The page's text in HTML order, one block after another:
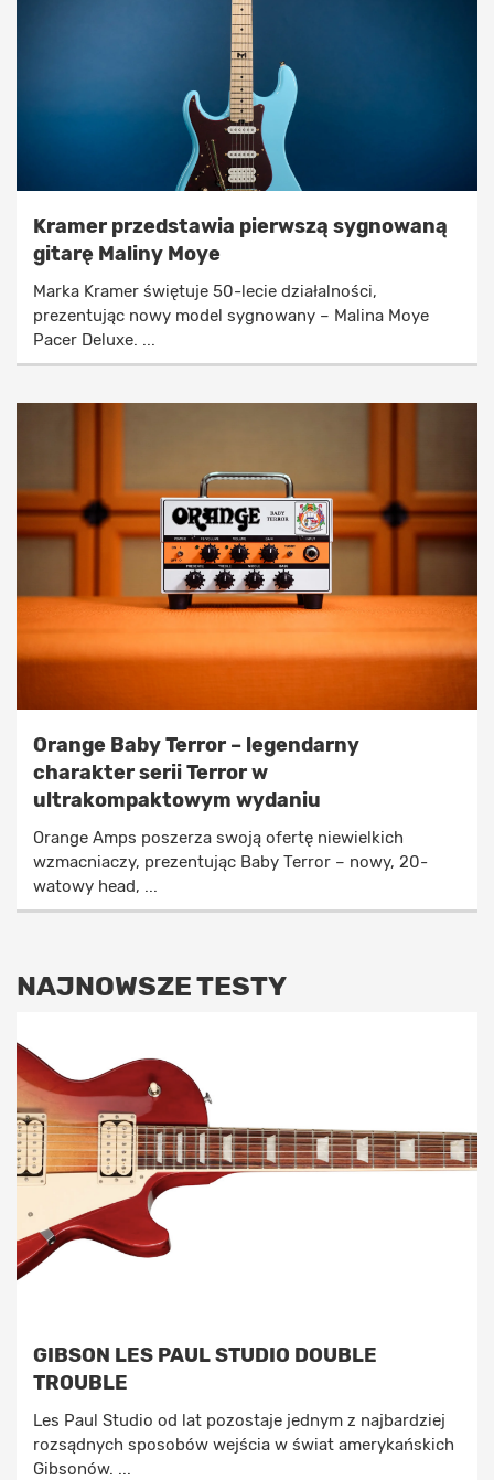
Kramer przedstawia pierwszą sygnowaną
gitarę Maliny Moye
Marka Kramer świętuje 50-lecie działalności,
prezentując nowy model sygnowany – Malina Moye
Pacer Deluxe. ...
Orange Baby Terror – legendarny
charakter serii Terror w
ultrakompaktowym wydaniu
Orange Amps poszerza swoją ofertę niewielkich
wzmacniaczy, prezentując Baby Terror – nowy, 20-
watowy head, ...
NAJNOWSZE TESTY
GIBSON LES PAUL STUDIO DOUBLE
TROUBLE
Les Paul Studio od lat pozostaje jednym z najbardziej
rozsądnych sposobów wejścia w świat amerykańskich
Gibsonów. ...